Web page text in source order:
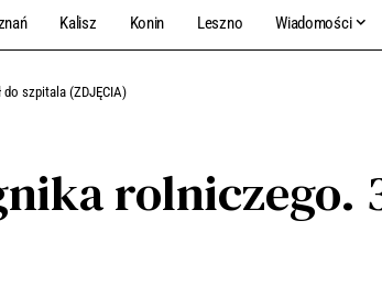
Kalisz Konin Leszno Wiadomości
do szpitala (ZDJĘCIA)
rolniczego.